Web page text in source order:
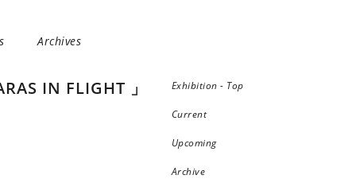
Archives
IN FLIGHT 」 Exhibition - Top
Current
Upcoming
Archive